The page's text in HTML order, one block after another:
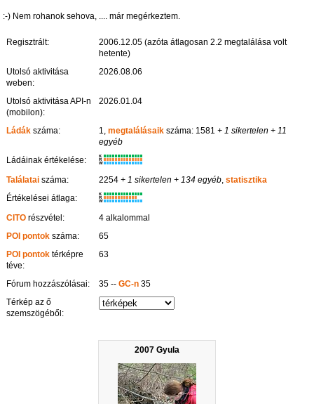
2007 Gyula
:-) Nem rohanok sehova, .... már megérkeztem.
Regisztrált:
2006.12.05 (azóta átlagosan 2.2 megtalálása volt
hetente)
Utolsó aktivitása
weben:
2026.08.06
Utolsó aktivitása API-n
(mobilon):
2026.01.04
Ládák száma: 1,megtalálásaik száma: 1581 + 1 sikertelen + 11
egyéb
Ládáinak értékelése:
K
R
W
Találatai száma: 2254 + 1 sikertelen + 134 egyéb,statisztika
Értékelései átlaga:
K
R
W
CITO részvétel:
4 alkalommal
POI pontok száma:
65
POI pontok térképre
téve:
63
Fórum hozzászólásai: 35 --GC-n 35
Térkép az ő
szemszögéből: